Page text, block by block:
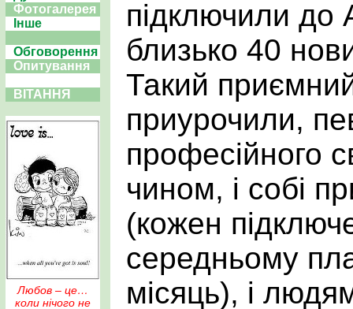
Фотогалерея
Інше
Обговорення
Опитування
ВІТАННЯ
Любов – це…
коли нічого не
підключили до
близько 40
Такий
приурочили,
професійного
чином, і собі
(кожен
середньому
місяць), і